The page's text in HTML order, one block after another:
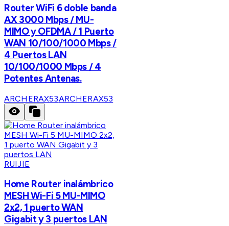
Router WiFi 6 doble banda
AX 3000 Mbps / MU-
MIMO y OFDMA / 1 Puerto
WAN 10/100/1000 Mbps /
4 Puertos LAN
10/100/1000 Mbps / 4
Potentes Antenas.
ARCHERAX53ARCHERAX53
RUIJIE
Home Router inalámbrico
MESH Wi-Fi 5 MU-MIMO
2x2, 1 puerto WAN
Gigabit y 3 puertos LAN